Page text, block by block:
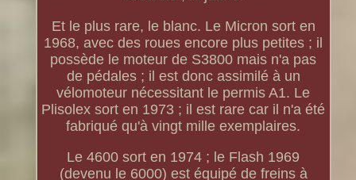
Et le plus rare, le blanc. Le Micron sort en
1968, avec des roues encore plus petites ; il
possède le moteur de S3800 mais n'a pas
de pédales ; il est donc assimilé à un
vélomoteur nécessitant le permis A1. Le
Plisolex sort en 1973 ; il est rare car il n'a été
fabriqué qu'à vingt mille exemplaires.
Le 4600 sort en 1974 ; le Flash 1969
(devenu le 6000) est équipé de freins à